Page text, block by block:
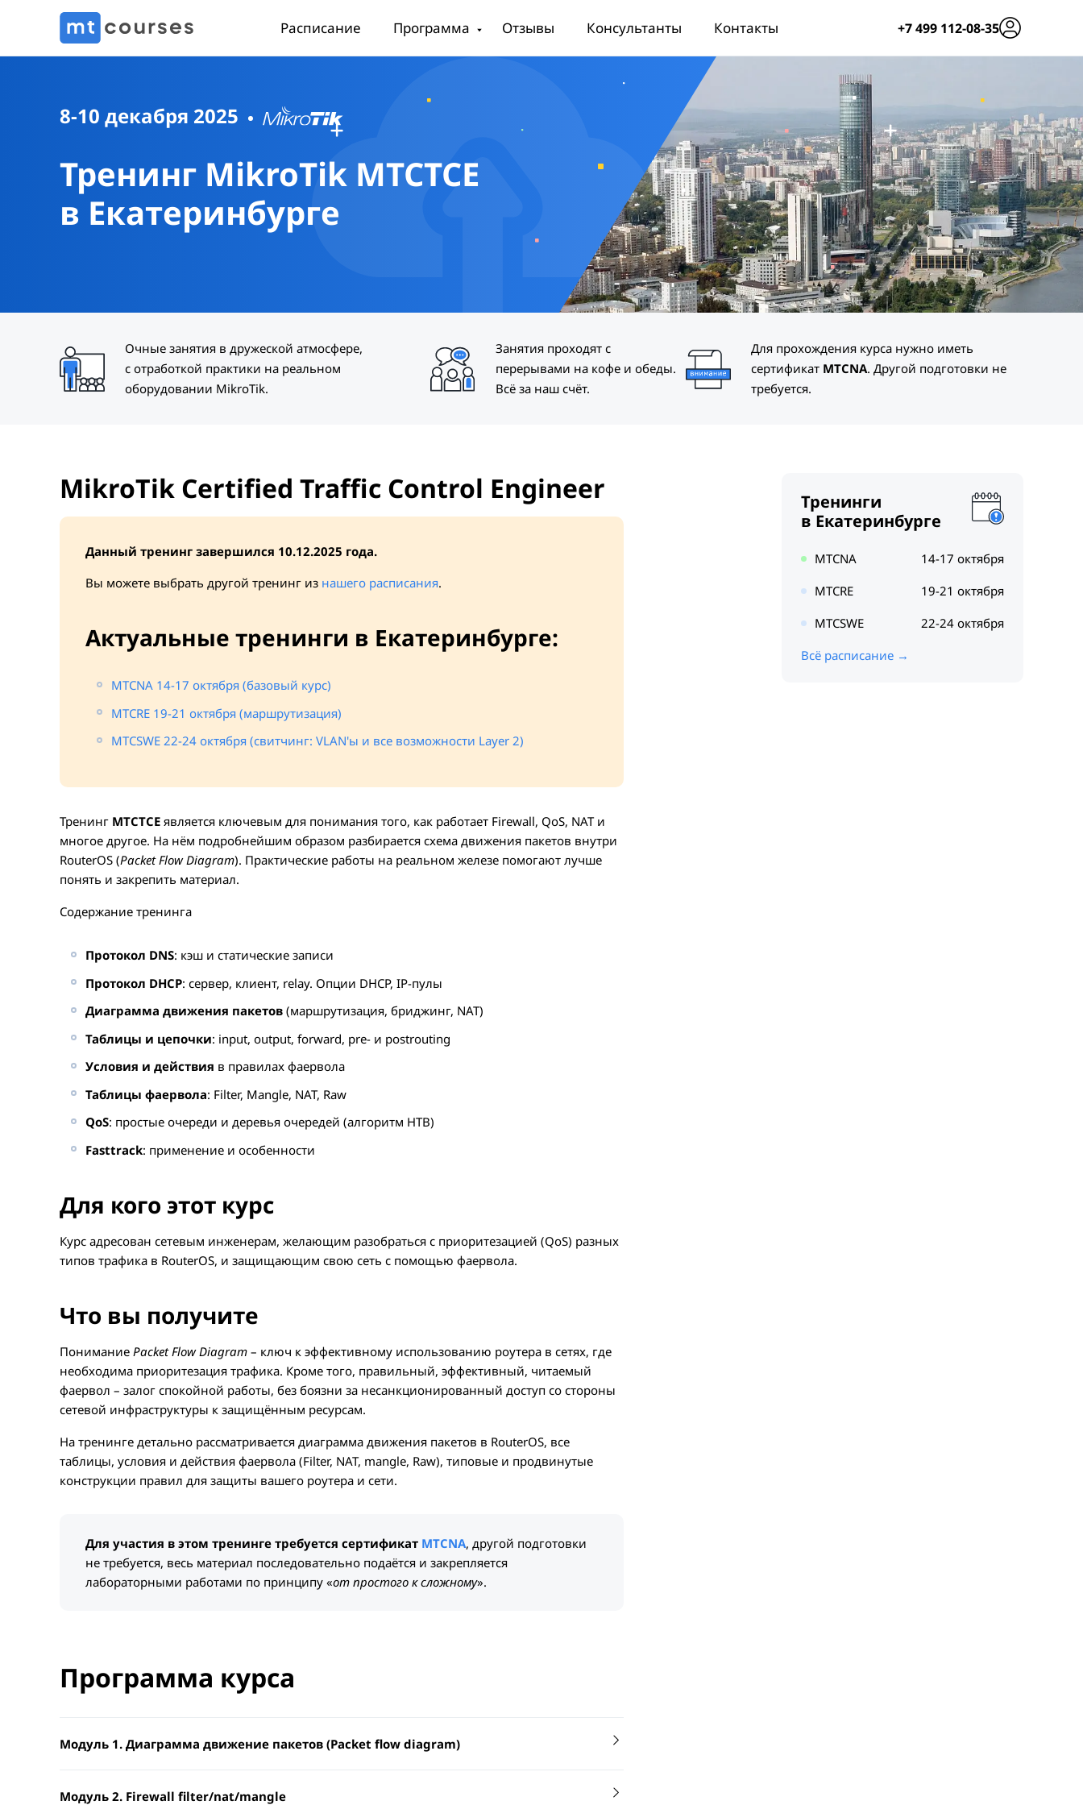
Расписание Программа Отзывы Консультанты Контакты +7 499 112-08-35
8-10 декабря 2025
Тренинг MikroTik MTCTCE
в Екатеринбурге
Очные занятия в дружеской атмосфере,
с отработкой практики на реальном
оборудовании MikroTik.
Занятия проходят с
перерывами на кофе и обеды.
Всё за наш счёт.
Для прохождения курса нужно иметь
сертификат MTCNA. Другой подготовки не
требуется.
MikroTik Certified Traffic Control Engineer
Данный тренинг завершился 10.12.2025 года.
Вы можете выбрать другой тренинг из нашего расписания.
Актуальные тренинги в Екатеринбурге:
MTCNA 14-17 октября (базовый курс)
MTCRE 19-21 октября (маршрутизация)
MTCSWE 22-24 октября (свитчинг: VLAN'ы и все возможности Layer 2)
Тренинг MTCTCE является ключевым для понимания того, как работает Firewall, QoS, NAT и
многое другое. На нём подробнейшим образом разбирается схема движения пакетов внутри
RouterOS (Packet Flow Diagram). Практические работы на реальном железе помогают лучше
понять и закрепить материал.
Содержание тренинга
Протокол DNS: кэш и статические записи
Протокол DHCP: сервер, клиент, relay. Опции DHCP, IP-пулы
Диаграмма движения пакетов (маршрутизация, бриджинг, NAT)
Таблицы и цепочки: input, output, forward, pre- и postrouting
Условия и действия в правилах фаервола
Таблицы фаервола: Filter, Mangle, NAT, Raw
QoS: простые очереди и деревья очередей (алгоритм HTB)
Fasttrack: применение и особенности
Для кого этот курс
Курс адресован сетевым инженерам, желающим разобраться с приоритезацией (QoS) разных
типов трафика в RouterOS, и защищающим свою сеть с помощью фаервола.
Что вы получите
Понимание Packet Flow Diagram – ключ к эффективному использованию роутера в сетях, где
необходима приоритезация трафика. Кроме того, правильный, эффективный, читаемый
фаервол – залог спокойной работы, без боязни за несанкционированный доступ со стороны
сетевой инфраструктуры к защищённым ресурсам.
На тренинге детально рассматривается диаграмма движения пакетов в RouterOS, все
таблицы, условия и действия фаервола (Filter, NAT, mangle, Raw), типовые и продвинутые
конструкции правил для защиты вашего роутера и сети.
Для участия в этом тренинге требуется сертификат MTCNA, другой подготовки
не требуется, весь материал последовательно подаётся и закрепляется
лабораторными работами по принципу «от простого к сложному».
Программа курса
Модуль 1. Диаграмма движение пакетов (Packet flow diagram)
Модуль 2. Firewall filter/nat/mangle
Тренинги
в Екатеринбурге
MTCNA
14-17 октября
MTCRE
19-21 октября
MTCSWE
22-24 октября
Всё расписание →